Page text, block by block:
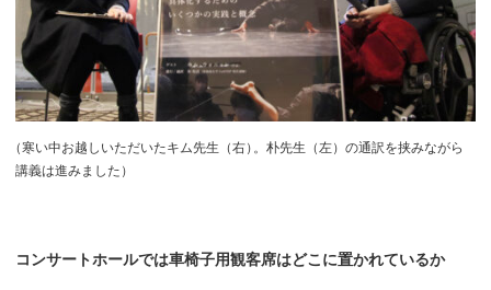
（寒い中お越しいただいたキム先生（右） 。朴先生（左）の通訳を挟みながら
講義は進みました）
コンサートホールでは車椅子用観客席はどこに置かれているか